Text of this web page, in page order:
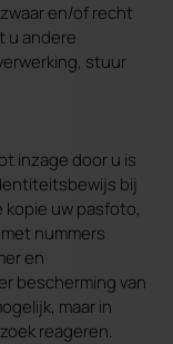
en/of recht
u andere
stuur
inzage door u is
bij
kopie uw pasfoto,
nummers
en
bescherming van
maar in
reageren.